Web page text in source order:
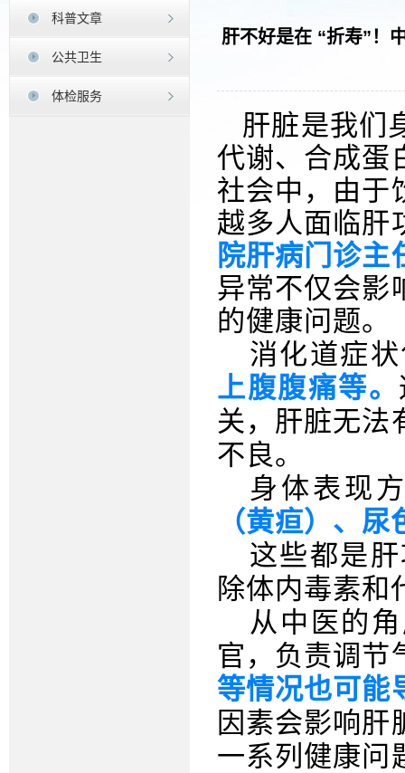
科普文章
公共卫生
体检服务
肝不好是在 “折寿”！
肝脏是我们
代谢、合成蛋
社会中，由于
越多人面临肝
院肝病门诊主
异常不仅会影
的健康问题。
消化道症
上腹腹痛等。
关，肝脏无法
不良。
身体表现
（黄疸）、尿
这些都是
除体内毒素和
从中医的
官，负责调节
等情况也可能
因素会影响肝
一系列健康问